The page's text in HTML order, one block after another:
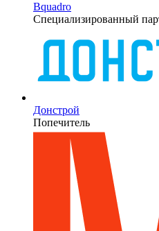
Bquadro
Специализированный
Донстрой
Попечитель